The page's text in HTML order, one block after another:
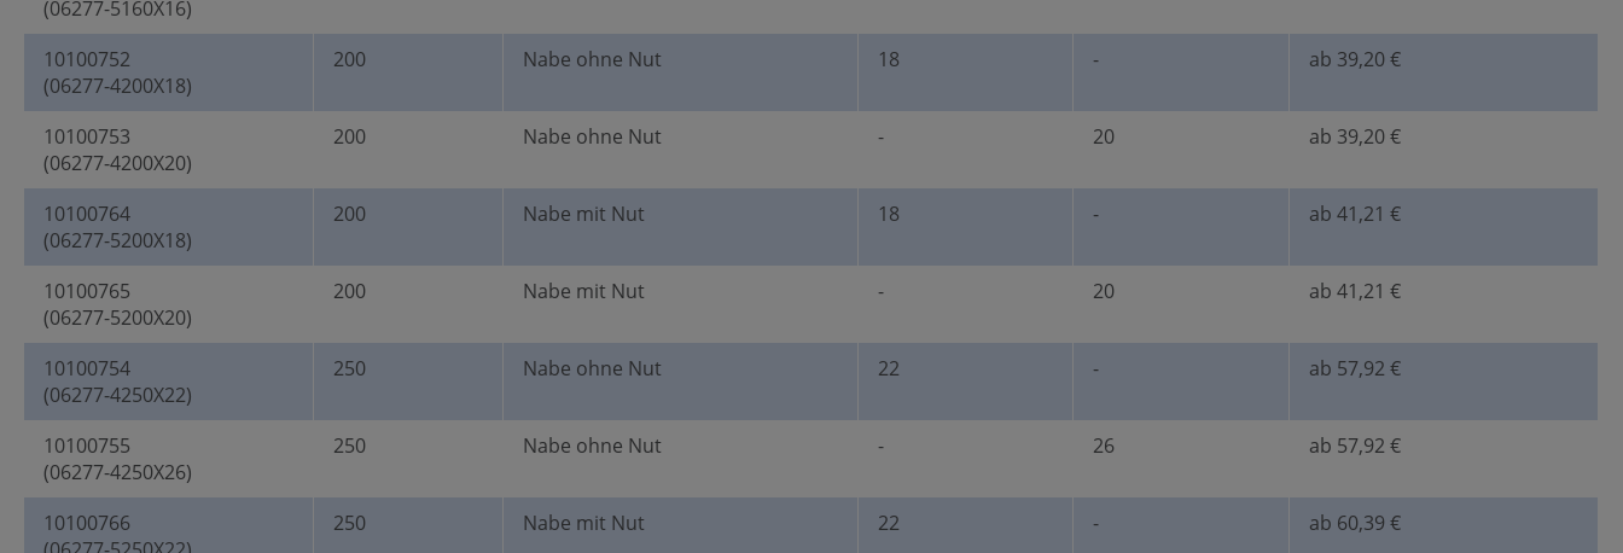
(06277-5160X16)
10100752
(06277-4200X18)
200 Nabe ohne Nut 18 - ab 39,20 €
10100753
(06277-4200X20)
200 Nabe ohne Nut - 20 ab 39,20 €
10100764
(06277-5200X18)
200 Nabe mit Nut 18 - ab 41,21 €
10100765
(06277-5200X20)
200 Nabe mit Nut - 20 ab 41,21 €
10100754
(06277-4250X22)
250 Nabe ohne Nut 22 - ab 57,92 €
10100755
(06277-4250X26)
250 Nabe ohne Nut - 26 ab 57,92 €
10100766
250 Nabe mit Nut 22 - ab 60,39 €